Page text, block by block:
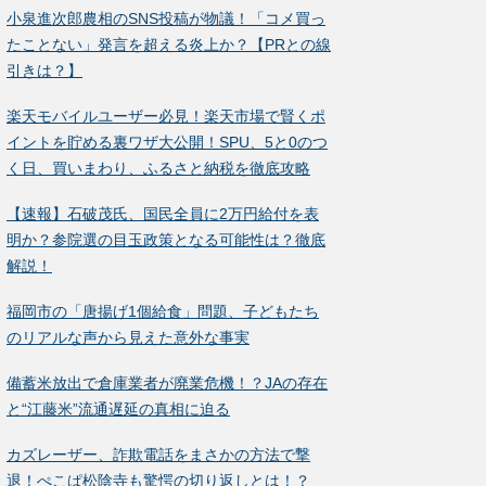
小泉進次郎農相のSNS投稿が物議！「コメ買っ
たことない」発言を超える炎上か？【PRとの線
引きは？】
楽天モバイルユーザー必見！楽天市場で賢くポ
イントを貯める裏ワザ大公開！SPU、5と0のつ
く日、買いまわり、ふるさと納税を徹底攻略
【速報】石破茂氏、国民全員に2万円給付を表
明か？参院選の目玉政策となる可能性は？徹底
解説！
福岡市の「唐揚げ1個給食」問題、子どもたち
のリアルな声から見えた意外な事実
備蓄米放出で倉庫業者が廃業危機！？JAの存在
と“江藤米”流通遅延の真相に迫る
カズレーザー、詐欺電話をまさかの方法で撃
退！ぺこぱ松陰寺も驚愕の切り返しとは！？